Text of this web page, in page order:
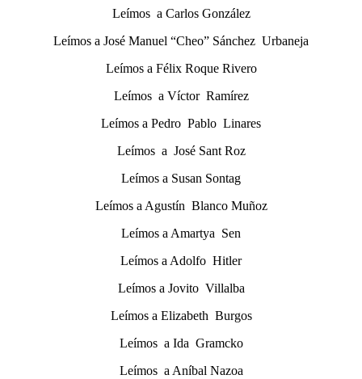
Leímos a Carlos González
Leímos a José Manuel “Cheo” Sánchez Urbaneja
Leímos a Félix Roque Rivero
Leímos a Víctor Ramírez
Leímos a Pedro Pablo Linares
Leímos a José Sant Roz
Leímos a Susan Sontag
Leímos a Agustín Blanco Muñoz
Leímos a Amartya Sen
Leímos a Adolfo Hitler
Leímos a Jovito Villalba
Leímos a Elizabeth Burgos
Leímos a Ida Gramcko
Leímos a Aníbal Nazoa